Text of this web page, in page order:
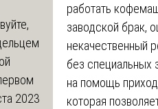
работать
заводской брак,
некачественный
без
на помощь
которая
2023